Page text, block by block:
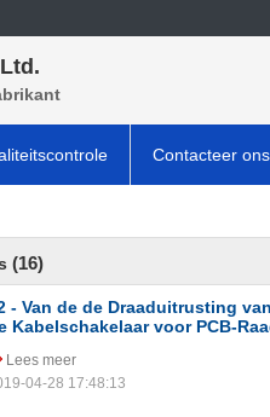
Contacteer ons
(16)
- Van de de Draaduitrusting
Kabelschakelaar voor PCB-
Lees meer
04-28 17:48:13